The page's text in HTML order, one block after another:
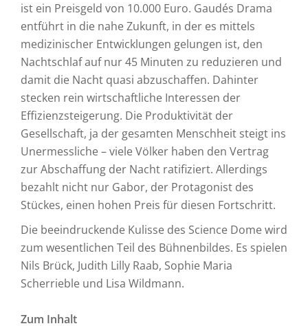
ist ein Preisgeld von 10.000 Euro. Gaudés Drama
entführt in die nahe Zukunft, in der es mittels
medizinischer Entwicklungen gelungen ist, den
Nachtschlaf auf nur 45 Minuten zu reduzieren und
damit die Nacht quasi abzuschaffen. Dahinter
stecken rein wirtschaftliche Interessen der
Effizienzsteigerung. Die Produktivität der
Gesellschaft, ja der gesamten Menschheit steigt ins
Unermessliche – viele Völker haben den Vertrag
zur Abschaffung der Nacht ratifiziert. Allerdings
bezahlt nicht nur Gabor, der Protagonist des
Stückes, einen hohen Preis für diesen Fortschritt.
Die beeindruckende Kulisse des Science Dome wird
zum wesentlichen Teil des Bühnenbildes. Es spielen
Nils Brück, Judith Lilly Raab, Sophie Maria
Scherrieble und Lisa Wildmann.
Zum Inhalt